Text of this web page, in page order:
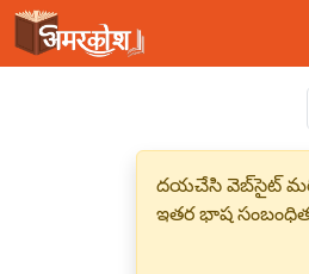
దయచేసి వెబ్‌సైట్
ఇతర భాష